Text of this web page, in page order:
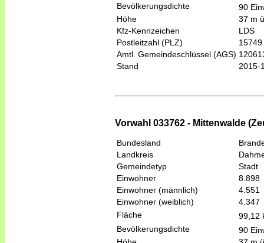
Bevölkerungsdichte
90
Höhe
37 m
Kfz-Kennzeichen
LDS
Postleitzahl (PLZ)
15749
Amtl. Gemeindeschlüssel (AGS)
Stand
2015-
Vorwahl 033762 - Mittenwalde
Bundesland
Landkreis
Gemeindetyp
Stadt
Einwohner
8.898
Einwohner (männlich)
4.551
Einwohner (weiblich)
4.347
Fläche
99,12
Bevölkerungsdichte
90